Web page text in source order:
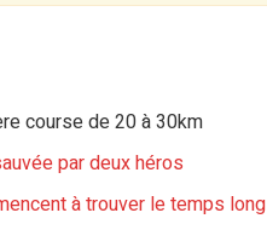
course de 20 à 30km
par deux héros
à trouver le temps long